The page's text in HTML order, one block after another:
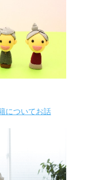
についてお話